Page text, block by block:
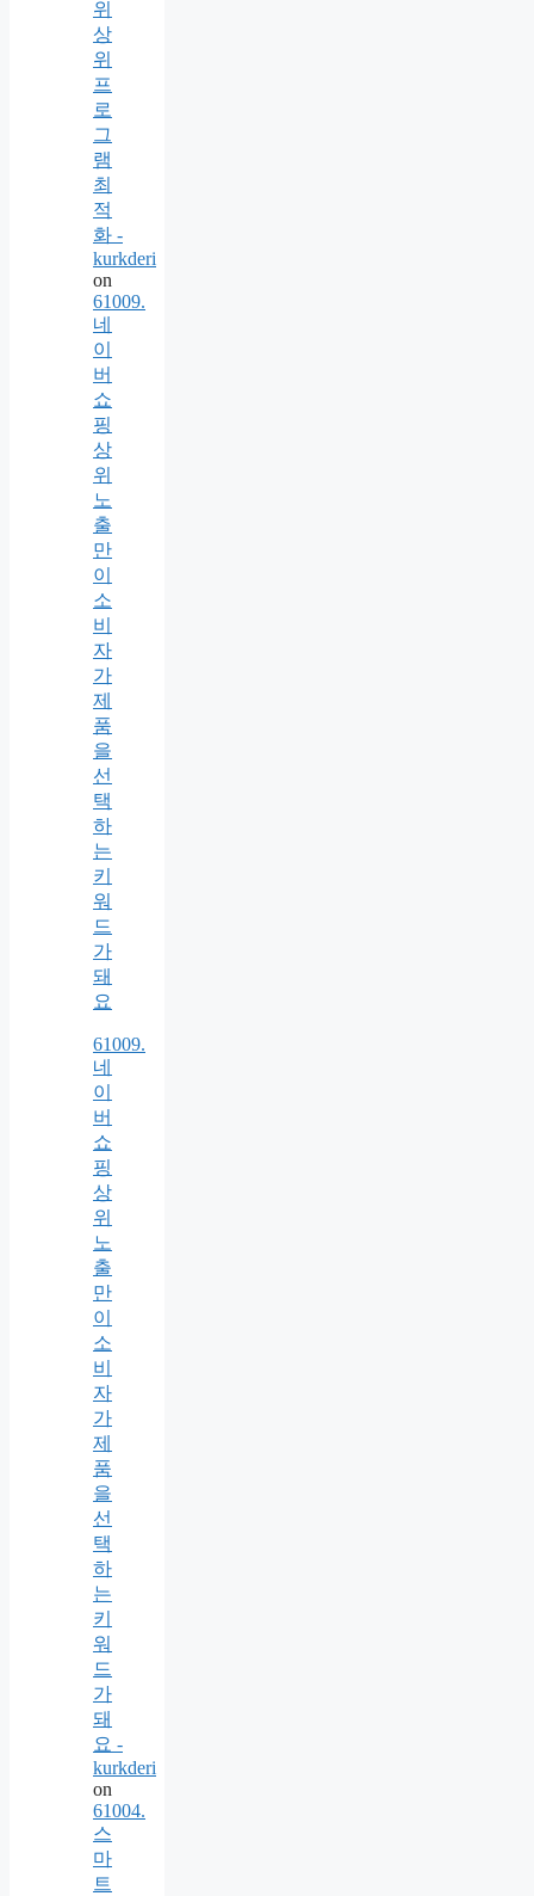
위
상
위
프
로
그
램
최
적
화 -
kurkderi
on
61009.
네
이
버
쇼
핑
상
위
노
출
만
이
소
비
자
가
제
품
을
선
택
하
는
키
워
드
가
돼
요
61009.
네
이
버
쇼
핑
상
위
노
출
만
이
소
비
자
가
제
품
을
선
택
하
는
키
워
드
가
돼
요 -
kurkderi
on
61004.
스
마
트